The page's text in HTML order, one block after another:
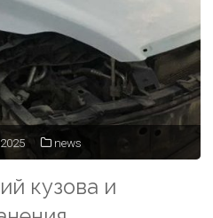
news
кузова и